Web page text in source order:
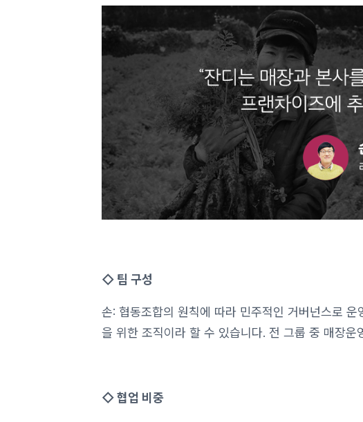
◇ 팀 구성
손: 협동조합의 원칙에 따라 민주적인 거버넌스로
을 위한 조직이라 할 수 있습니다. 전 그룹 중 매장
◇ 협업 비중